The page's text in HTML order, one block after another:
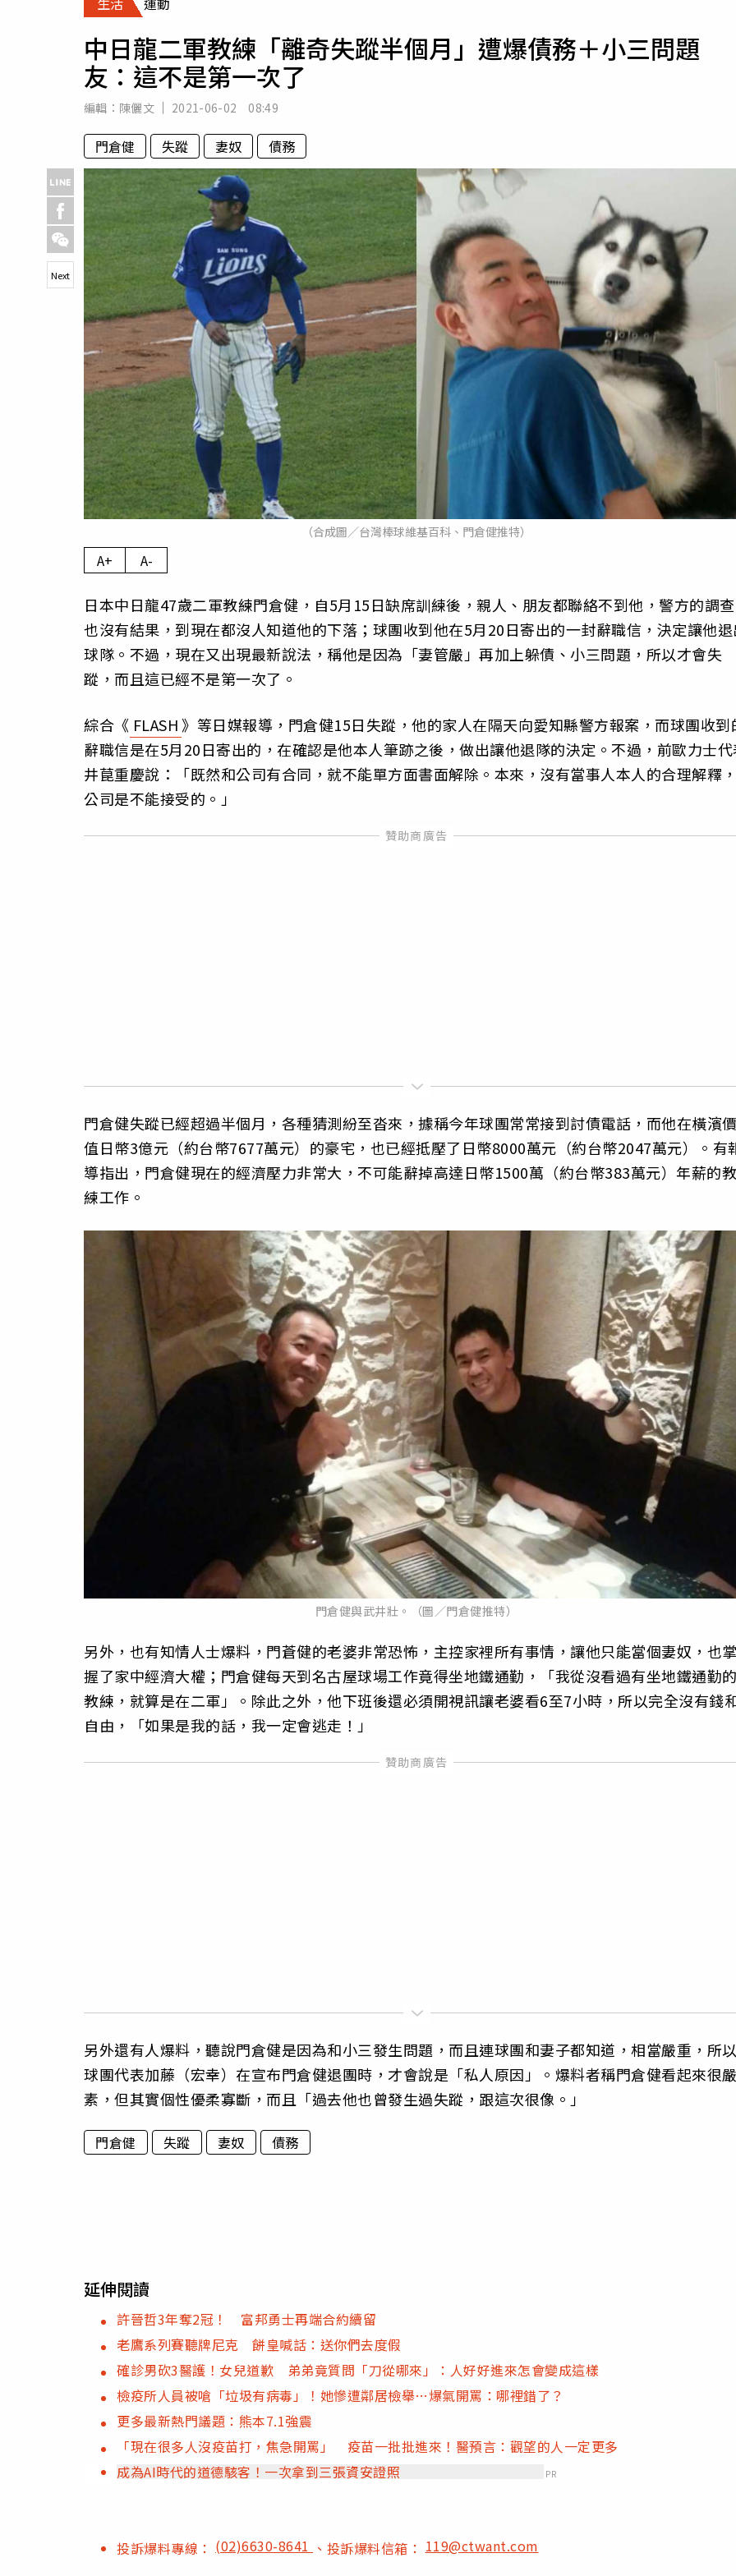
專欄
房產新勢力
運勢
中日龍二軍教練「離奇失蹤半個月」遭爆債務＋小三問題
友：這不是第一次了
編輯： 陳儷文 2021-06-02 08:49
門倉健 失蹤 妻奴 債務
（合成圖／台灣棒球維基百科、門倉健推特）
Next
A+ A-
日本中日龍47歲二軍教練門倉健，自5月15日缺席訓練後，親人、朋友都聯絡不到他，警方的調查
也沒有結果，到現在都沒人知道他的下落；球團收到他在5月20日寄出的一封辭職信，決定讓他
球隊。不過，現在又出現最新說法，稱他是因為「妻管嚴」再加上躲債、小三問題，所以才會失
蹤，而且這已經不是第一次了。
綜合《 FLASH》等日媒報導，門倉健15日失蹤，他的家人在隔天向愛知縣警方報案，而球團收到
辭職信是在5月20日寄出的，在確認是他本人筆跡之後，做出讓他退隊的決定。不過，前歐力士
井菎重慶說：「既然和公司有合同，就不能單方面書面解除。本來，沒有當事人本人的合理解釋
公司是不能接受的。」
門倉健失蹤已經超過半個月，各種猜測紛至沓來，據稱今年球團常常接到討債電話，而他在橫濱
值日幣3億元（約台幣7677萬元）的豪宅，也已經抵壓了日幣8000萬元（約台幣2047萬元）。有
導指出，門倉健現在的經濟壓力非常大，不可能辭掉高達日幣1500萬（約台幣383萬元）年薪的教
練工作。
門倉健與武井壯。（圖／門倉健推特）
另外，也有知情人士爆料，門蒼健的老婆非常恐怖，主控家裡所有事情，讓他只能當個妻奴，也
握了家中經濟大權；門倉健每天到名古屋球場工作竟得坐地鐵通勤，「我從沒看過有坐地鐵通勤
教練，就算是在二軍」。除此之外，他下班後還必須開視訊讓老婆看6至7小時，所以完全沒有錢
自由，「如果是我的話，我一定會逃走！」
另外還有人爆料，聽說門倉健是因為和小三發生問題，而且連球團和妻子都知道，相當嚴重，所
球團代表加藤（宏幸）在宣布門倉健退團時，才會說是「私人原因」。爆料者稱門倉健看起來很
素，但其實個性優柔寡斷，而且「過去他也曾發生過失蹤，跟這次很像。」
門倉健 失蹤 妻奴 債務
延伸閱讀
許晉哲3年奪2冠！ 富邦勇士再端合約續留
老鷹系列賽聽牌尼克 餅皇喊話：送你們去度假
確診男砍3醫護！女兒道歉 弟弟竟質問「刀從哪來」：人好好進來怎會變成這樣
檢疫所人員被嗆「垃圾有病毒」！她慘遭鄰居檢舉…爆氣開罵：哪裡錯了？
更多最新熱門議題：熊本7.1強震
「現在很多人沒疫苗打，焦急開罵」 疫苗一批批進來！醫預言：觀望的人一定更多
成為AI時代的道德駭客！一次拿到三張資安證照
PR
投訴爆料專線： (02)6630-8641 、投訴爆料信箱：119@ctwant.com